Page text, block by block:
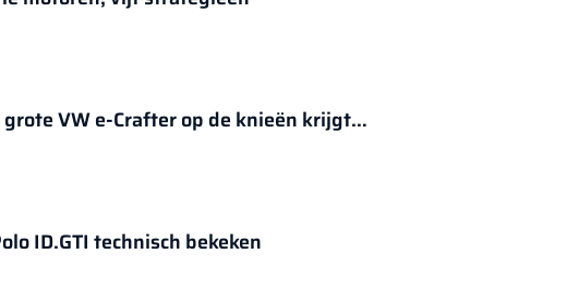
VW e-Crafter op de knieën krijgt…
ID.GTI technisch bekeken